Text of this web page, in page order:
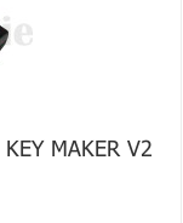
MAKER V2